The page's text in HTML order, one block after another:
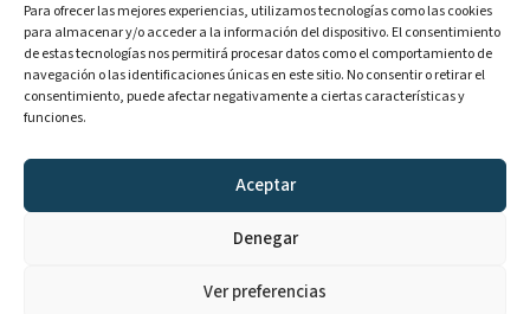
Para ofrecer las mejores experiencias, utilizamos tecnologías como las cookies
para almacenar y/o acceder a la información del dispositivo. El consentimiento
de estas tecnologías nos permitirá procesar datos como el comportamiento de
navegación o las identificaciones únicas en este sitio. No consentir o retirar el
consentimiento, puede afectar negativamente a ciertas características y
funciones.
Aceptar
Denegar
Ver preferencias
Con la colaboración de:
Aviso legal